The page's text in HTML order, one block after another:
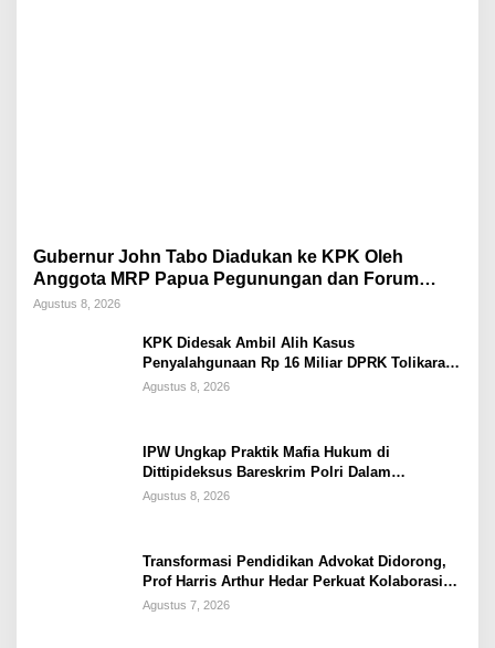
Gubernur John Tabo Diadukan ke KPK Oleh
Anggota MRP Papua Pegunungan dan Forum
Warga Papua
Agustus 8, 2026
KPK Didesak Ambil Alih Kasus
Penyalahgunaan Rp 16 Miliar DPRK Tolikara
Tahun 2017
Agustus 8, 2026
IPW Ungkap Praktik Mafia Hukum di
Dittipideksus Bareskrim Polri Dalam
Penanganan Kasus PT ARA
Agustus 8, 2026
Transformasi Pendidikan Advokat Didorong,
Prof Harris Arthur Hedar Perkuat Kolaborasi
Kampus
Agustus 7, 2026